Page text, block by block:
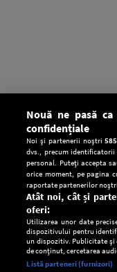
Setări:
Nouă ne pasă
confidențiale
Noi și partenerii noștri585
dvs., precum
personal. Puteți accepta
orice moment, pe pagina
raportate partenerilor
Atât noi, cât și
oferi:
Utilizarea unor date
dispozitivului pentru
un dispozitiv. Publicitate
de conținut, cercetarea
Listă parteneri (furnizori)